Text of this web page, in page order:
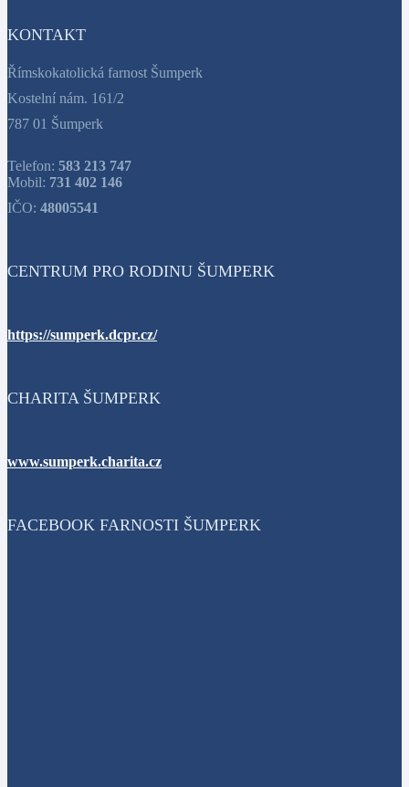
KONTAKT
Římskokatolická farnost Šumperk
Kostelní nám. 161/2
787 01 Šumperk
Telefon: 583 213 747
Mobil: 731 402 146
IČO: 48005541
CENTRUM PRO RODINU ŠUMPERK
https://sumperk.dcpr.cz/
CHARITA ŠUMPERK
www.sumperk.charita.cz
FACEBOOK FARNOSTI ŠUMPERK